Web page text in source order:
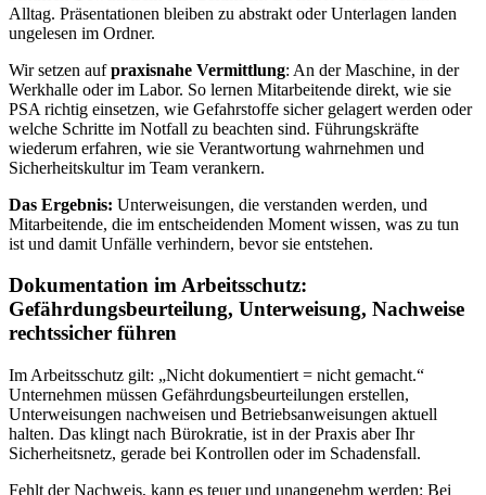
Alltag. Präsentationen bleiben zu abstrakt oder Unterlagen landen
ungelesen im Ordner.
Wir setzen aufpraxisnahe Vermittlung: An der Maschine, in der
Werkhalle oder im Labor. So lernen Mitarbeitende direkt, wie sie
PSA richtig einsetzen, wie Gefahrstoffe sicher gelagert werden oder
welche Schritte im Notfall zu beachten sind. Führungskräfte
wiederum erfahren, wie sie Verantwortung wahrnehmen und
Sicherheitskultur im Team verankern.
Das Ergebnis: Unterweisungen, die verstanden werden, und
Mitarbeitende, die im entscheidenden Moment wissen, was zu tun
ist und damit Unfälle verhindern, bevor sie entstehen.
Dokumentation im Arbeitsschutz:
Gefährdungsbeurteilung, Unterweisung, Nachweise
rechtssicher führen
Im Arbeitsschutz gilt: „Nicht dokumentiert = nicht gemacht.“
Unternehmen müssen Gefährdungsbeurteilungen erstellen,
Unterweisungen nachweisen und Betriebsanweisungen aktuell
halten. Das klingt nach Bürokratie, ist in der Praxis aber Ihr
Sicherheitsnetz, gerade bei Kontrollen oder im Schadensfall.
Fehlt der Nachweis, kann es teuer und unangenehm werden: Bei